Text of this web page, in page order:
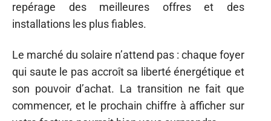
repérage des meilleures offres et des
installations les plus fiables.
Le marché du solaire n’attend pas : chaque foyer
qui saute le pas accroît sa liberté énergétique et
son pouvoir d’achat. La transition ne fait que
commencer, et le prochain chiffre à afficher sur